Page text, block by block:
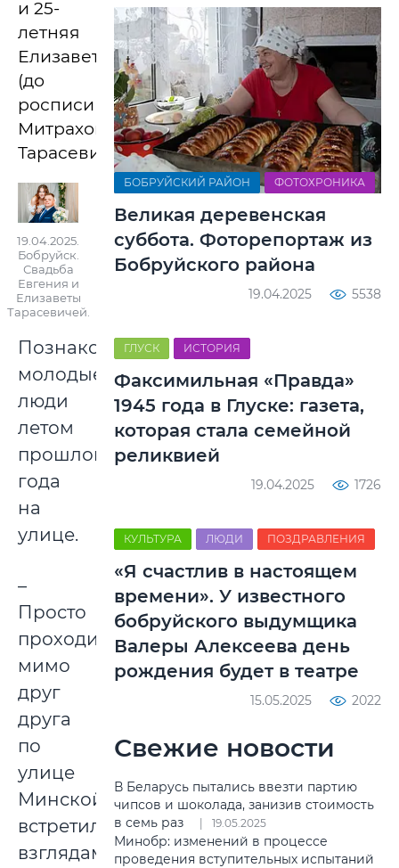
и 25-
летняя
Елизавета
(до
росписи
Митрахович)
Тарасевичи.
19.04.2025.
Бобруйск.
Свадьба
Евгения и
Елизаветы
Тарасевичей.
Познакомились
молодые
люди
летом
прошлого
года
на
улице.
–
Просто
проходили
мимо
друг
друга
по
улице
Минской,
встретились
взглядами
БОБРУЙСКИЙ РАЙОН ФОТОХРОНИКА
Великая деревенская
суббота. Фоторепортаж из
Бобруйского района
19.04.2025 5538
ГЛУСК ИСТОРИЯ
Факсимильная «Правда»
1945 года в Глуске: газета,
которая стала семейной
реликвией
19.04.2025 1726
КУЛЬТУРА ЛЮДИ ПОЗДРАВЛЕНИЯ
«Я счастлив в настоящем
времени». У известного
бобруйского выдумщика
Валеры Алексеева день
рождения будет в театре
15.05.2025 2022
Свежие новости
В Беларусь пытались ввезти партию
чипсов и шоколада, занизив стоимость
в семь раз
19.05.2025
Минобр: изменений в процессе
проведения вступительных испытаний